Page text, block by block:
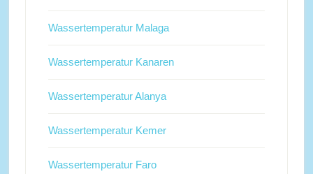
Wassertemperatur Malaga
Wassertemperatur Kanaren
Wassertemperatur Alanya
Wassertemperatur Kemer
Wassertemperatur Faro